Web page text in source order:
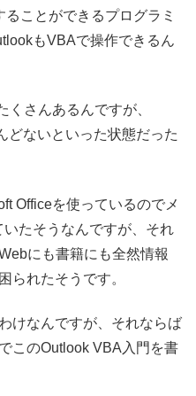
ことができるプログラミ
もVBAで操作できるん
くさんあるんですが、
どないといった状態だった
Officeを使っているのでメ
たそうなんですが、それ
にも書籍にも全然情報
られたそうです。
けなんですが、それならば
このOutlook VBA入門を書